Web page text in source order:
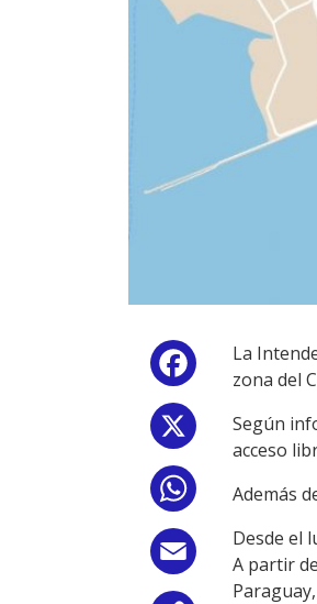
Facebook
WhatsApp
Email
La
zona del
Según
acceso
Además
Desde el
A partir